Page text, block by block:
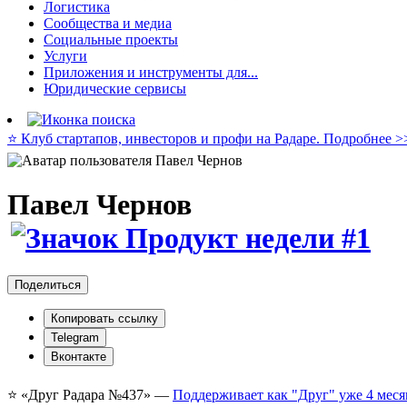
Логистика
Сообщества и медиа
Социальные проекты
Услуги
Приложения и инструменты для...
Юридические сервисы
⭐️ Клуб стартапов, инвесторов и профи на Радаре. Подробнее
Павел Чернов
Поделиться
Копировать ссылку
Telegram
Вконтакте
⭐️ «Друг Радара №437» — Поддерживает как "Друг" уже 4